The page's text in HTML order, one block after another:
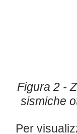
Figura 2 -
sismiche
Per